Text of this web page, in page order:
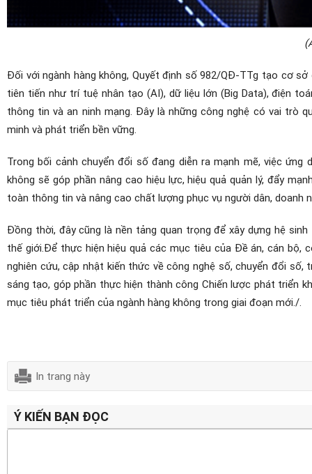
Đối với ngành hàng không, Quyết định số 982/QĐ-TTg tạo cơ
tiên tiến như trí tuệ nhân tạo (AI), dữ liệu lớn (Big Data), điện
thông tin và an ninh mạng. Đây là những công nghệ có vai trò
minh và phát triển bền vững.
Trong bối cảnh chuyển đổi số đang diễn ra mạnh mẽ, việc
không sẽ góp phần nâng cao hiệu lực, hiệu quả quản lý, đẩy
toàn thông tin và nâng cao chất lượng phục vụ người dân, doanh
Đồng thời, đây cũng là nền tảng quan trọng để xây dựng hệ
thế giới. Để thực hiện hiệu quả các mục tiêu của Đề án, cán bộ,
nghiên cứu, cập nhật kiến thức về công nghệ số, chuyển đổi
sáng tạo, góp phần thực hiện thành công Chiến lược phát triển
mục tiêu phát triển của ngành hàng không trong giai đoạn mới./.
In trang này
Ý KIẾN BẠN ĐỌC